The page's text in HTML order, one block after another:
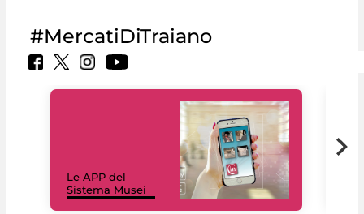
#MercatiDiTraiano
Le APP del
Sistema Musei